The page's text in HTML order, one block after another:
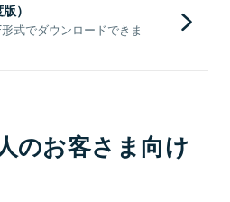
）
式でダウンロードできま
のお客さま向け